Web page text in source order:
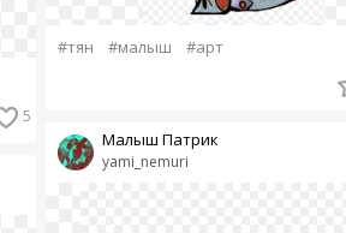
5
#тян #малыш #арт
yami_nemuri
Малыш Патрик